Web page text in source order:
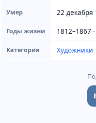
Умер 22 декабря
Годы жизни 1812–1867
Категория Художники